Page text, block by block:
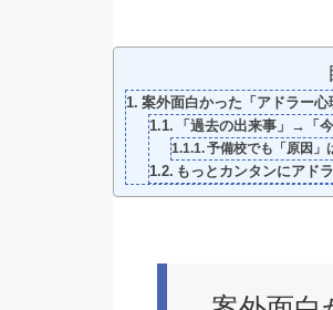
案外面白かった「アドラー
「過去の出来事」→「
予備校でも「原因」
もっとカンタンにアド